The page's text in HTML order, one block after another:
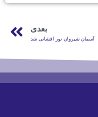
بعدی
آسمان شیروان نور افشانی شد